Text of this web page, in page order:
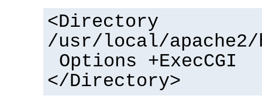
<Directory
/usr/local/apache2/
Options +ExecCGI
</Directory>